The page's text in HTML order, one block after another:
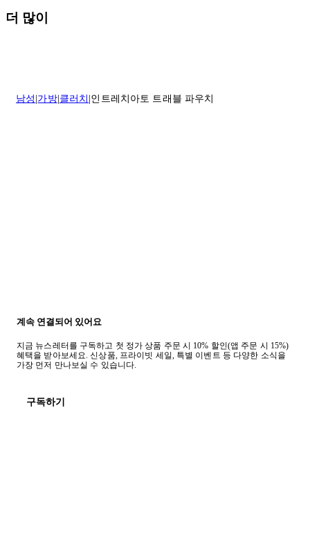
실 수 있습니다.
배송일로부터 영업일 기준 30일 이내에 접수된 반품에 대해서는 기꺼
이 환불해 드리겠습니다.반품 상품은 원래 상태를 유지하고 반드시
더 많이
남성 가방 클러치 인트레치아토 트래블 파우치
계속 연결되어 있어요
지금 뉴스레터를 구독하고 첫 정가 상품 주문 시 10% 할인(앱 주문 시 15%)
혜택을 받아보세요. 신상품, 프라이빗 세일, 특별 이벤트 등 다양한 소식을
가장 먼저 만나보실 수 있습니다.
구독하기